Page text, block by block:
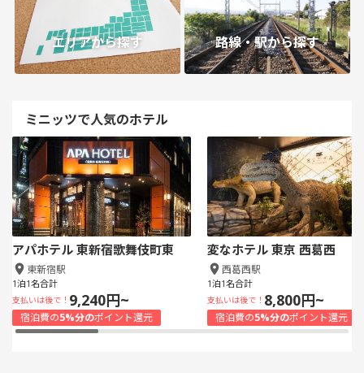
エリアから探す 路線・駅から探す
ミニッツで人気のホテル
アパホテル 東新宿歌舞伎町東
東新宿駅
1泊1名合計
支払いは後で！ 9,240円~
宿泊費の5%分のポイント還元
変なホテル 東京 西葛西
西葛西駅
1泊1名合計
支払いは後で！ 8,800円~
宿泊費の5%分のポイント還元